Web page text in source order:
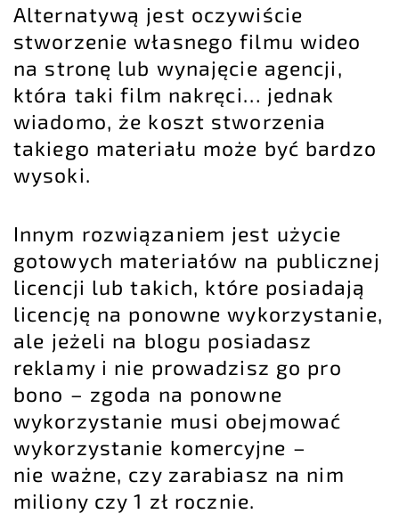
Alternatywą jest oczywiście
stworzenie własnego filmu wideo
na stronę lub wynajęcie agencji,
która taki film nakręci… jednak
wiadomo, że koszt stworzenia
takiego materiału może być bardzo
wysoki.
Innym rozwiązaniem jest użycie
gotowych materiałów na publicznej
licencji lub takich, które posiadają
licencję na ponowne wykorzystanie,
ale jeżeli na blogu posiadasz
reklamy i nie prowadzisz go pro
bono – zgoda na ponowne
wykorzystanie musi obejmować
wykorzystanie komercyjne –
nie ważne, czy zarabiasz na nim
miliony czy 1 zł rocznie.